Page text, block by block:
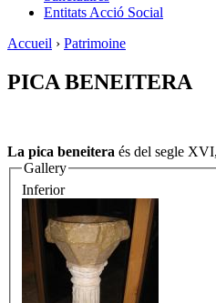
Entitats Acció Social
Accueil › Patrimoine
PICA BENEITERA
La pica beneitera és del segle
Gallery
Inferior